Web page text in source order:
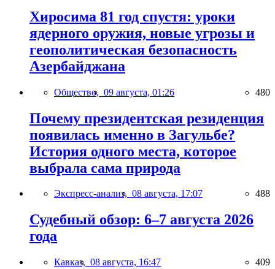
Хиросима 81 год спустя: уроки
ядерного оружия, новые угрозы и
геополитическая безопасность
Азербайджана
Общество, 09 августа, 01:26 480
Почему президентская резиденция
появилась именно в Загульбе?
История одного места, которое
выбрала сама природа
Экспресс-анализ, 08 августа, 17:07 488
Судебный обзор: 6–7 августа 2026
года
Кавказ, 08 августа, 16:47 409